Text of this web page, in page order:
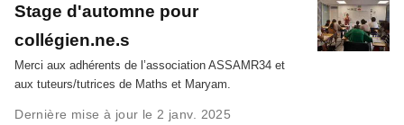
Stage d'automne pour
collégien.ne.s
Merci aux adhérents de l’association ASSAMR34 et
aux tuteurs/tutrices de Maths et Maryam.
Dernière mise à jour le 2 janv. 2025